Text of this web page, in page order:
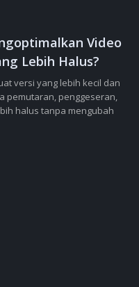
Video
Lebih Halus?
versi yang lebih kecil dan
pemutaran, penggeseran,
halus tanpa mengubah